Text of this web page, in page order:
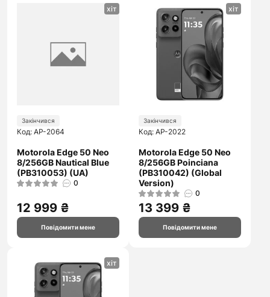
хіт
Закінчився
Код: AP-2064
Motorola Edge 50 Neo
8/256GB Nautical Blue
(PB310053) (UA)
0
12 999 ₴
Повідомити мене
хіт
Закінчився
Код: AP-2022
Motorola Edge 50 Neo
8/256GB Poinciana
(PB310042) (Global
Version)
0
13 399 ₴
Повідомити мене
хіт